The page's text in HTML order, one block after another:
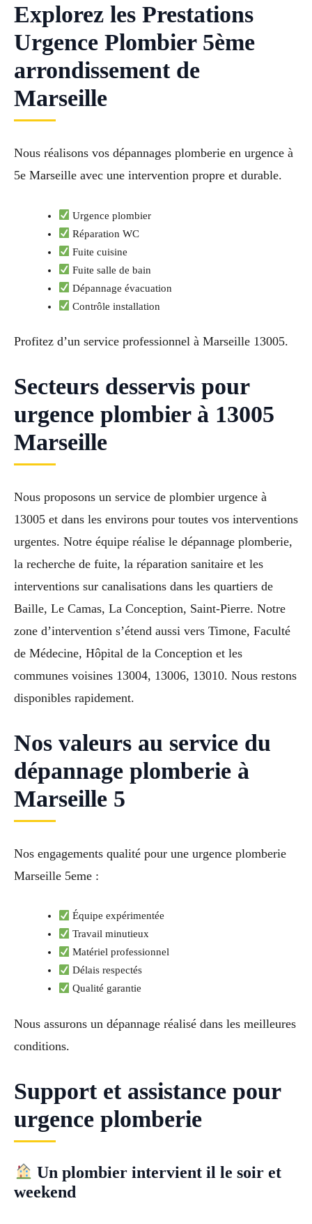
Explorez les Prestations
Urgence Plombier 5ème
arrondissement de
Marseille
Nous réalisons vos dépannages plomberie en urgence à
5e Marseille avec une intervention propre et durable.
Urgence plombier
Réparation WC
Fuite cuisine
Fuite salle de bain
Dépannage évacuation
Contrôle installation
Profitez d’un service professionnel à Marseille 13005.
Secteurs desservis pour
urgence plombier à 13005
Marseille
Nous proposons un service de plombier urgence à
13005 et dans les environs pour toutes vos interventions
urgentes. Notre équipe réalise le dépannage plomberie,
la recherche de fuite, la réparation sanitaire et les
interventions sur canalisations dans les quartiers de
Baille, Le Camas, La Conception, Saint-Pierre. Notre
zone d’intervention s’étend aussi vers Timone, Faculté
de Médecine, Hôpital de la Conception et les
communes voisines 13004, 13006, 13010. Nous restons
disponibles rapidement.
Nos valeurs au service du
dépannage plomberie à
Marseille 5
Nos engagements qualité pour une urgence plomberie
Marseille 5eme :
Équipe expérimentée
Travail minutieux
Matériel professionnel
Délais respectés
Qualité garantie
Nous assurons un dépannage réalisé dans les meilleures
conditions.
Support et assistance pour
urgence plomberie
Un plombier intervient il le soir et
weekend